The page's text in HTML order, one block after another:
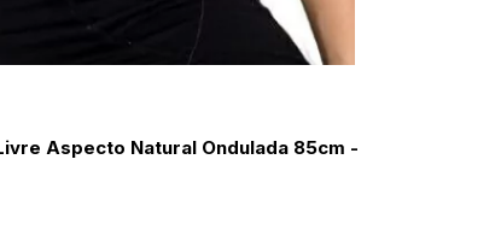
Aspecto Natural Ondulada 85cm -